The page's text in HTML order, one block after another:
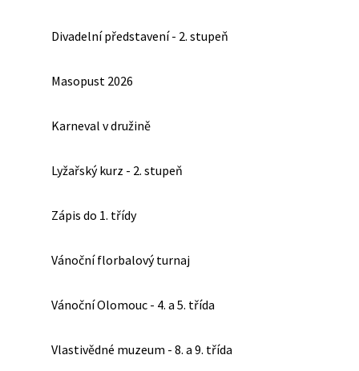
Divadelní představení - 2. stupeň
Masopust 2026
Karneval v družině
Lyžařský kurz - 2. stupeň
Zápis do 1. třídy
Vánoční florbalový turnaj
Vánoční Olomouc - 4. a 5. třída
Vlastivědné muzeum - 8. a 9. třída